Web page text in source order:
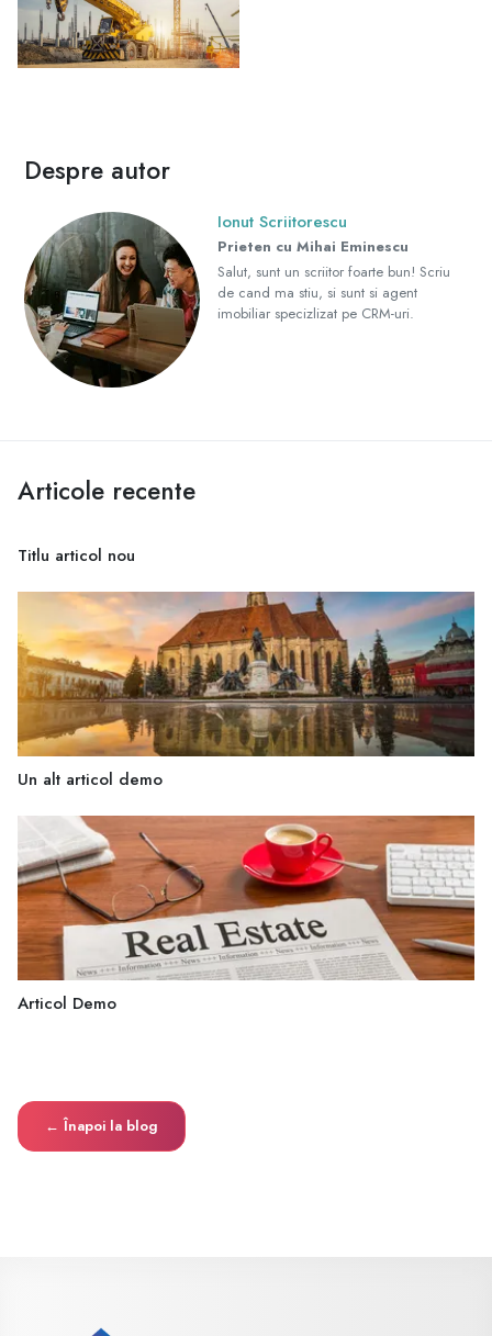
Despre autor
Ionut Scriitorescu
Prieten cu Mihai Eminescu
Salut, sunt un scriitor foarte bun! Scriu
de cand ma stiu, si sunt si agent
imobiliar specizlizat pe CRM-uri.
Articole recente
Titlu articol nou
Un alt articol demo
Articol Demo
← Înapoi la blog